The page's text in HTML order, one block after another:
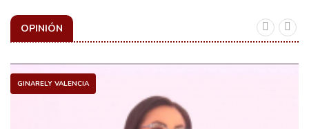
OPINIÓN
GINARELY VALENCIA